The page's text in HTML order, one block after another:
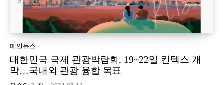
메인뉴스
대한민국 국제 관광박람회, 19~22일 킨텍스 개
막…국내외 관광 융합 목표